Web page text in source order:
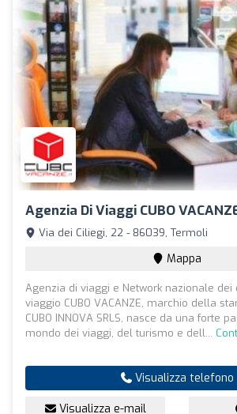
Agenzia Di Viaggi CUBO
Via dei Ciliegi, 22 - 86039, Termoli
Mappa
Agenzia di viaggi e Network nazionale dei
viaggio CUBO VACANZE, marchio della
CUBO INNOVA SRLS, nasce da una forte
mondo dei viaggi, del turismo e dell...
Visualizza telefono
Visualizza e-mail